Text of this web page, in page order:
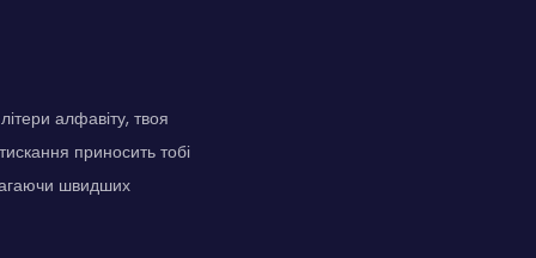
алфавіту, твоя
приносить тобі
швидших